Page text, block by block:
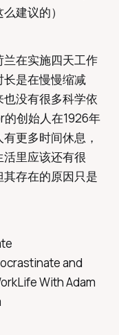
建议的）
在实施四天工作
是在慢慢缩减
没有很多科学依
创始人在1926年
更多时间休息，
里应该还有很
存在的原因只是
and
With Adam